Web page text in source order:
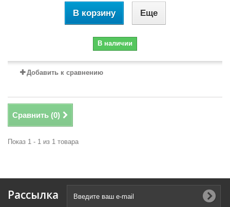
В корзину Еще
В наличии
Добавить к сравнению
Сравнить (0)
Показ 1 - 1 из 1 товара
Рассылка